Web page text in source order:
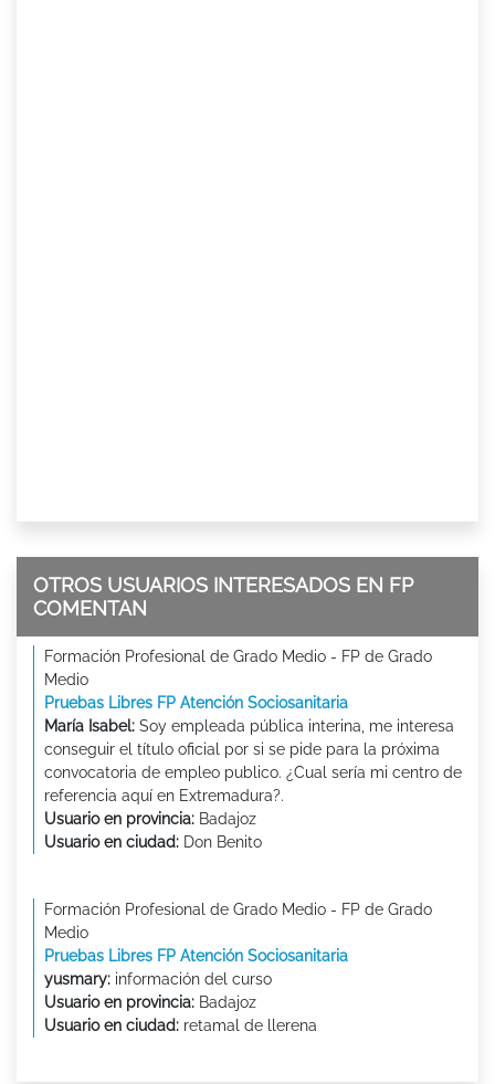
OTROS USUARIOS INTERESADOS EN FP
COMENTAN
Formación Profesional de Grado Medio - FP de Grado
Medio
Pruebas Libres FP Atención Sociosanitaria
María Isabel: Soy empleada pública interina, me interesa
conseguir el título oficial por si se pide para la próxima
convocatoria de empleo publico. ¿Cual sería mi centro de
referencia aquí en Extremadura?.
Usuario en provincia: Badajoz
Usuario en ciudad: Don Benito
Formación Profesional de Grado Medio - FP de Grado
Medio
Pruebas Libres FP Atención Sociosanitaria
yusmary: información del curso
Usuario en provincia: Badajoz
Usuario en ciudad: retamal de llerena